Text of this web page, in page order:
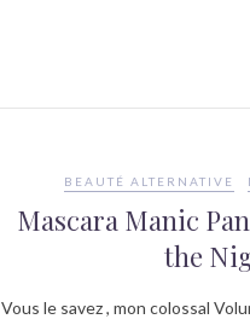
BEAUTÉ ALTERNATIVE
Mascara Manic
the
Vous le savez , mon colossal